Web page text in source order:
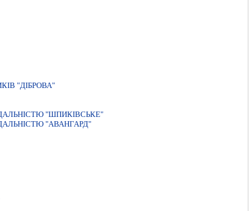
"ДІБРОВА"
"ШПИКІВСЬКЕ"
"АВАНГАРД"